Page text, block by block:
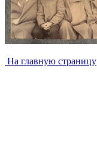
На главную страницу